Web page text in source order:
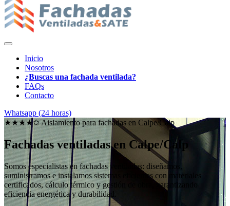
Inicio
Nosotros
¿Buscas una fachada ventilada?
FAQs
Contacto
Whatsapp (24 horas)
★★★★✩ Aislamiento para fachadas en Calpe/Calp
Fachadas ventiladas en Calpe/Calp
Somos especialistas en fachadas ventiladas: diseñamos,
suministramos e instalamos sistemas eficientes con materiales
certificados, cálculo térmico y gestión de obra, garantizando
eficiencia energética y durabilidad.